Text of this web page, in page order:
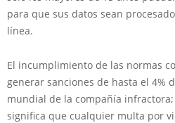
para que sus datos sean
línea.
El incumplimiento de las normas
generar sanciones de hasta el 4%
mundial de la compañía infractora;
significa que cualquier multa por